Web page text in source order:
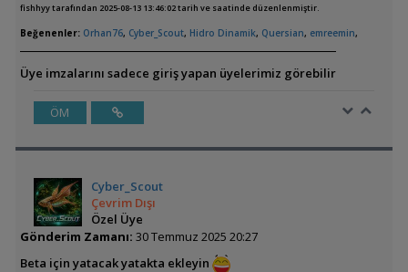
fishhyy tarafından 2025-08-13 13:46:02 tarih ve saatinde düzenlenmiştir.
Beğenenler: Orhan76, Cyber_Scout, Hidro Dinamik, Quersian, emreemin,
Üye imzalarını sadece giriş yapan üyelerimiz görebilir
ÖM
Cyber_Scout
Çevrim Dışı
Özel Üye
Gönderim Zamanı: 30 Temmuz 2025 20:27
Beta için yatacak yatakta ekleyin